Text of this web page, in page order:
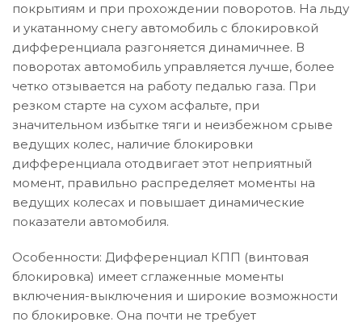
покрытиям и при прохождении поворотов. На льду
и укатанному снегу автомобиль с блокировкой
дифференциала разгоняется динамичнее. В
поворотах автомобиль управляется лучше, более
четко отзывается на работу педалью газа. При
резком старте на сухом асфальте, при
значительном избытке тяги и неизбежном срыве
ведущих колес, наличие блокировки
дифференциала отодвигает этот неприятный
момент, правильно распределяет моменты на
ведущих колесах и повышает динамические
показатели автомобиля.
Особенности: Дифференциал КПП (винтовая
блокировка) имеет сглаженные моменты
включения-выключения и широкие возможности
по блокировке. Она почти не требует